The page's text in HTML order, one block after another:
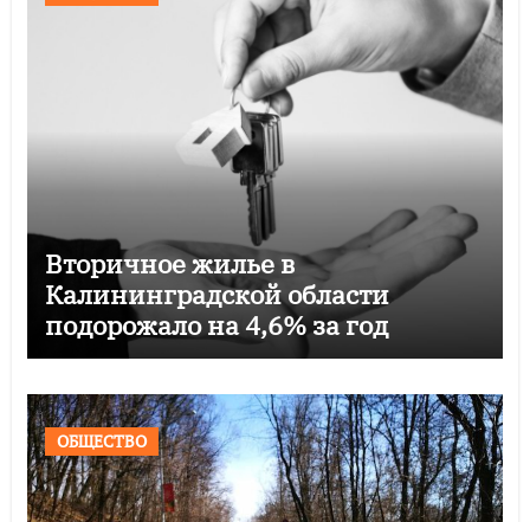
Вторичное жилье в
Калининградской области
подорожало на 4,6% за год
ОБЩЕСТВО